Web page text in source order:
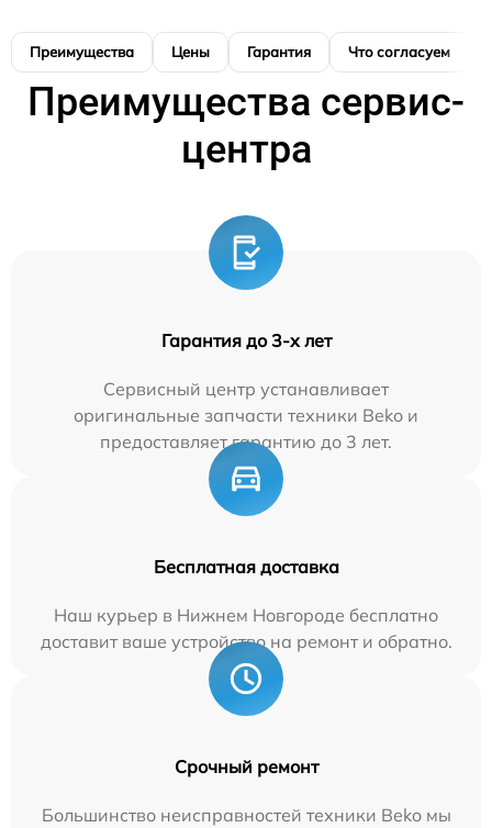
Преимущества Цены Гарантия Что согласуем
Преимущества сервис-
центра
Гарантия до 3-х лет
Сервисный центр устанавливает
оригинальные запчасти техники Beko и
предоставляет гарантию до 3 лет.
Бесплатная доставка
Наш курьер в Нижнем Новгороде бесплатно
доставит ваше устройство на ремонт и обратно.
Срочный ремонт
Большинство неисправностей техники Beko мы